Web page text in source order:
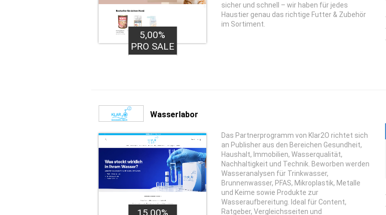
5,00%
PRO SALE
sicher und schnell – wir haben für jedes
Haustier genau das richtige Futter & Zubehör
im Sortiment.
Wasserlabor
Das Partnerprogramm von Klar2O richtet sich
an Publisher aus den Bereichen Gesundheit,
Haushalt, Immobilien, Wasserqualität,
Nachhaltigkeit und Technik. Beworben werden
Wasseranalysen für Trinkwasser,
Brunnenwasser, PFAS, Mikroplastik, Metalle
und Keime sowie Produkte zur
Wasseraufbereitung. Ideal für Content,
Ratgeber, Vergleichsseiten und